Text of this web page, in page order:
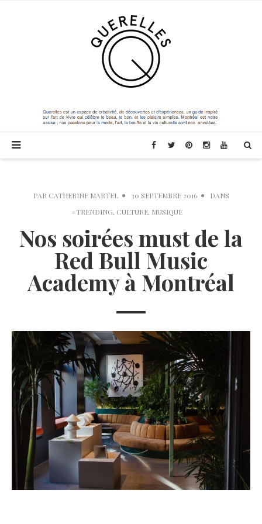
PAR CATHERINE MARTEL 30 SEPTEMBRE 2016
DANS
#TRENDING, CULTURE, MUSIQUE
Nos soirées must de la
Red Bull Music
Academy à Montréal